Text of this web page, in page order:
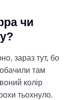
чи
зараз тут, бо
там
колір
тьохнуло.